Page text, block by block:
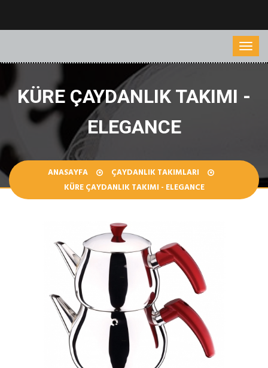
KÜRE ÇAYDANLIK TAKIMI -
ELEGANCE
ANASAYFA
ÇAYDANLIK TAKIMLARI
KÜRE ÇAYDANLIK TAKIMI - ELEGANCE